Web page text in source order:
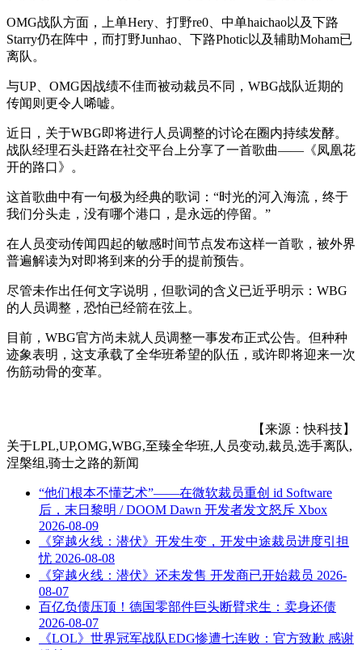
OMG战队方面，上单Hery、打野re0、中单haichao以及下路
Starry仍在阵中，而打野Junhao、下路Photic以及辅助Moham已
离队。
与UP、OMG因战绩不佳而被动裁员不同，WBG战队近期的
传闻则更令人唏嘘。
近日，关于WBG即将进行人员调整的讨论在圈内持续发酵。
战队经理石头赶路在社交平台上分享了一首歌曲——《凤凰花
开的路口》。
这首歌曲中有一句极为经典的歌词：“时光的河入海流，终于
我们分头走，没有哪个港口，是永远的停留。”
在人员变动传闻四起的敏感时间节点发布这样一首歌，被外界
普遍解读为对即将到来的分手的提前预告。
尽管未作出任何文字说明，但歌词的含义已近乎明示：WBG
的人员调整，恐怕已经箭在弦上。
目前，WBG官方尚未就人员调整一事发布正式公告。但种种
迹象表明，这支承载了全华班希望的队伍，或许即将迎来一次
伤筋动骨的变革。
【来源：快科技】
关于LPL,UP,OMG,WBG,至臻全华班,人员变动,裁员,选手离队,
涅槃组,骑士之路的新闻
“他们根本不懂艺术”——在微软裁员重创 id Software
后，末日黎明 / DOOM Dawn 开发者发文怒斥 Xbox
2026-08-09
《穿越火线：潜伏》开发生变，开发中途裁员进度引担
忧 2026-08-08
《穿越火线：潜伏》还未发售 开发商已开始裁员 2026-
08-07
百亿负债压顶！德国零部件巨头断臂求生：卖身还债
2026-08-07
《LOL》世界冠军战队EDG惨遭七连败：官方致歉 感谢